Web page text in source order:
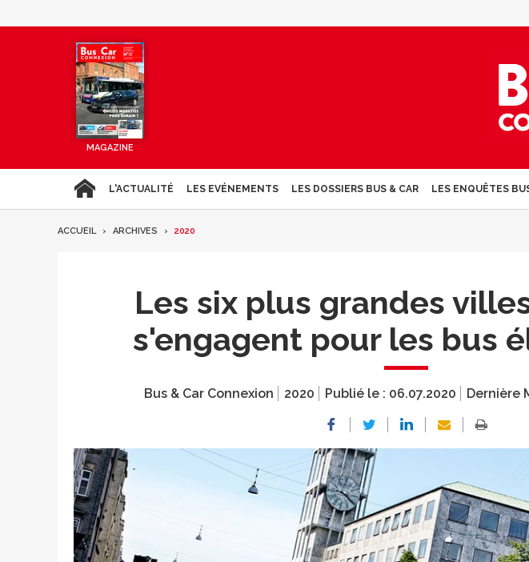
MAGAZINE
L'ACTUALITÉ LES EVÉNEMENTS LES DOSSIERS BUS & CAR LES ENQUÊTES
ACCUEIL ARCHIVES 2020
Les six plus grandes
s'engagent pour les bus
Bus & Car Connexion 2020 Publié le : 06.07.2020 Dernière